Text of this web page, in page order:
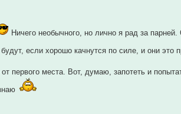
Ничего необычного, но лично я рад за
если хорошо качнутся по силе, и они это
первого места. Вот, думаю, запотеть и